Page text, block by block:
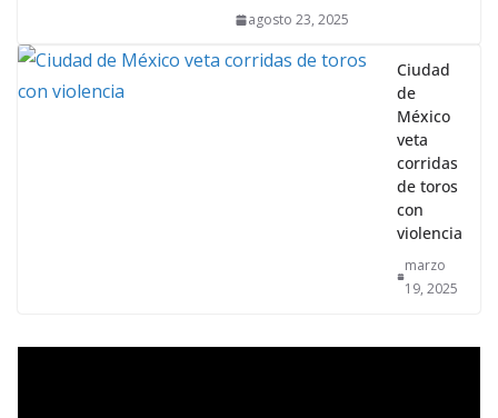
agosto 23, 2025
Ciudad
de
México
veta
corridas
de toros
con
violencia
marzo
19, 2025